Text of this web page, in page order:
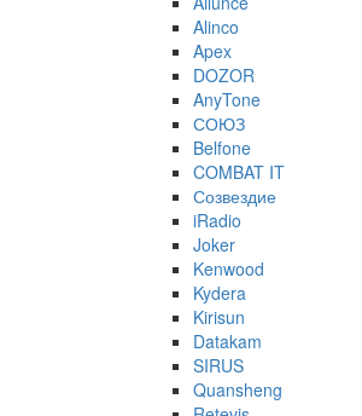
Alinco
Apex
DOZOR
AnyTone
СОЮЗ
Belfone
COMBAT IT
Созвездие
iRadio
Joker
Kenwood
Kydera
Kirisun
Datakam
SIRUS
Quansheng